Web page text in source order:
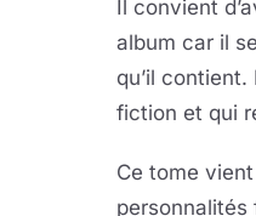
Il convient
album car il
qu’il
fiction et qui
Ce tome
personnalités